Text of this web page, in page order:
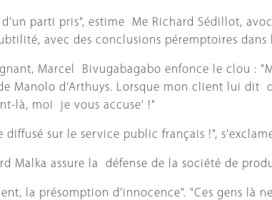
parti pris", estime Me Richard Sédillot,
avec des conclusions péremptoires
Marcel Bivugabagabo enfonce le clou :
Manolo d'Arthuys. Lorsque mon client lui dit
là, moi je vous accuse' !"
sur le service public français !",
Malka assure la défense de la société de
la présomption d'innocence". "Ces gens là